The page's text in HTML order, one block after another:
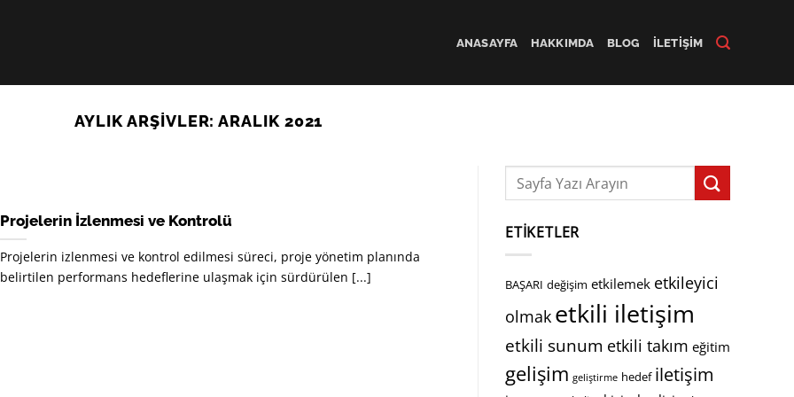
ANASAYFA HAKKIMDA BLOG İLETIŞIM
AYLIK ARŞIVLER:ARALIK 2021
Projelerin İzlenmesi ve Kontrolü
Projelerin izlenmesi ve kontrol edilmesi süreci, proje yönetim planında
belirtilen performans hedeflerine ulaşmak için sürdürülen [...]
ETIKETLER
BAŞARI değişim etkilemek etkileyici
olmak etkili iletişim
etkili sunum etkili takım eğitim
gelişim geliştirme hedef iletişim